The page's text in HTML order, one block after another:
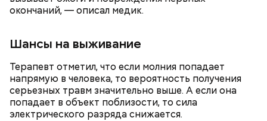
окончаний, — описал медик.
Шансы на выживание
Терапевт отметил, что если молния попадает
напрямую в человека, то вероятность получения
серьезных травм значительно выше. А если она
попадает в объект поблизости, то сила
электрического разряда снижается.
Молодежь нарекла сардины новым суперфудом.
нутриентами, а потому о ней все чаще снимают
хвалебные ролики. В чем заключается польза этой
рыбы, с чем можно ее сочетать и кому стоит есть ее
с осторожностью, «Вечерняя Москва» узнала у
диетолога Елены Соломатиной.
самом начале, чтобы они успели стать мягкими.